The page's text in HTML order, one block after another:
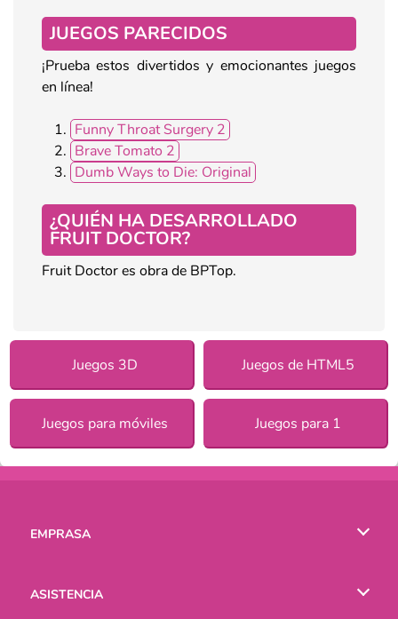
JUEGOS PARECIDOS
¡Prueba estos divertidos y emocionantes juegos
en línea!
Funny Throat Surgery 2
Brave Tomato 2
Dumb Ways to Die: Original
¿QUIÉN HA DESARROLLADO
FRUIT DOCTOR?
Fruit Doctor es obra de BPTop.
Juegos 3D Juegos de HTML5
Juegos para móviles Juegos para 1
EMPRASA
ASISTENCIA